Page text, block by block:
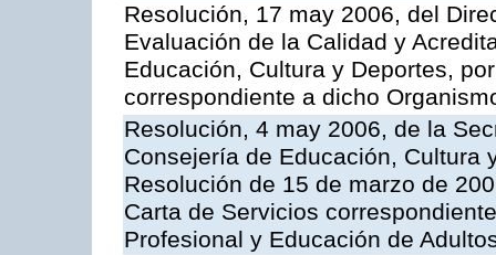
Resolución, 17 may 2006, del
Evaluación de la Calidad y
Educación, Cultura y Deportes,
correspondiente a dicho
Resolución, 4 may 2006, de la
Consejería de Educación, Cultura
Resolución de 15 de marzo de
Carta de Servicios
Profesional y Educación de